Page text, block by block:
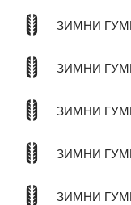
ЗИМНИ
ЗИМНИ
ЗИМНИ
ЗИМНИ
ЗИМНИ